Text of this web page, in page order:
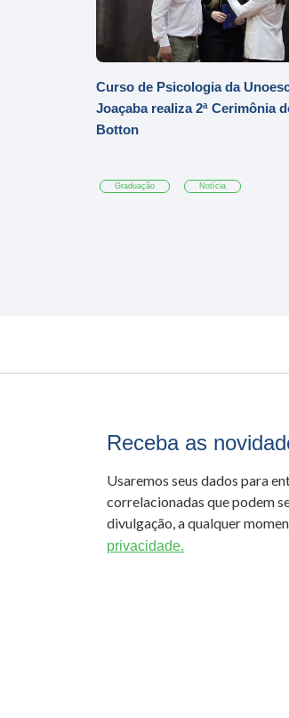
Curso de Psicologia da
Joaçaba realiza 2ª Cerimônia
Botton
Graduação Notícia
Receba as
Usaremos seus dados para
correlacionadas que podem
divulgação, a qualquer
privacidade.